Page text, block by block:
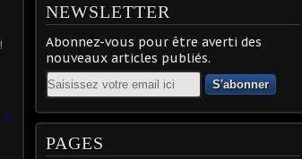
NEWSLETTER
Abonnez-vous pour être averti des
nouveaux articles publiés.
Email
PAGES